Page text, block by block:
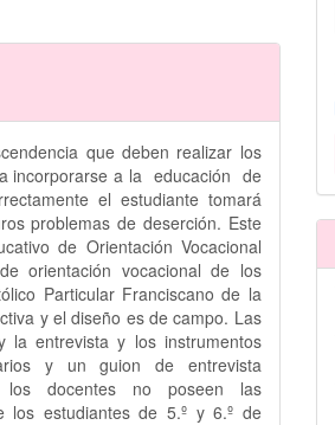
que deben realizar los
incorporarse a la educación de
el estudiante tomará
problemas de deserción. Este
de Orientación Vocacional
orientación vocacional de los
Particular Franciscano de la
y el diseño es de campo. Las
la entrevista y los instrumentos
y un guion de entrevista
los docentes no poseen las
los estudiantes de 5.º y 6.º de